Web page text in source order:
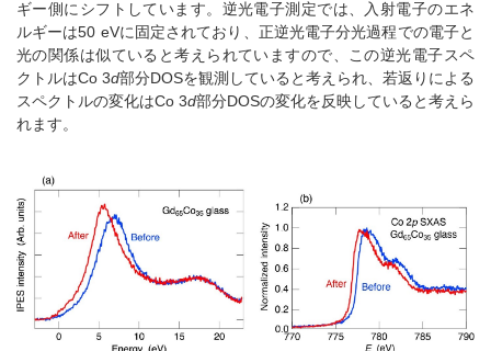
ギー側にシフトしています。逆光電子測定では、入射電子のエネ
ルギーは50 eVに固定されており、正逆光電子分光過程での電子と
光の関係は似ていると考えられていますので、この逆光電子スペ
クトルはCo 3d部分DOSを観測していると考えられ、若返りによる
スペクトルの変化はCo 3d部分DOSの変化を反映していると考えら
れます。